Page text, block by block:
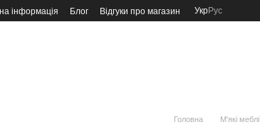
інформація Блог Відгуки про магазин УкрРус
Головна М'які меблі